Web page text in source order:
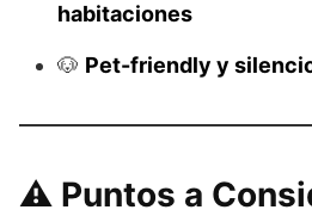
habitaciones
🐶 Pet-friendly y
⚠️ Puntos a